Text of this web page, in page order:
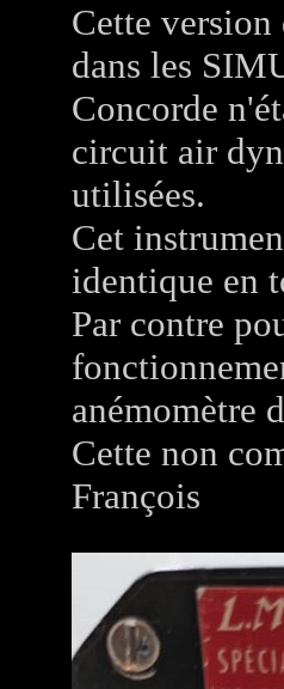
Cette version
dans les
Concorde
circuit air
utilisées.
Cet
identique en
Par contre
anémomètre
Cette non
François